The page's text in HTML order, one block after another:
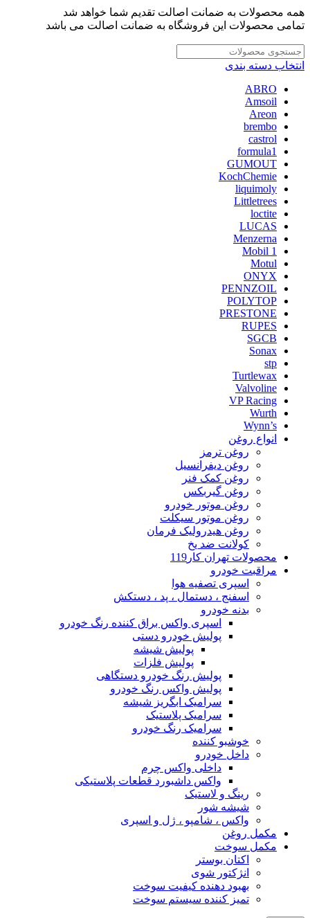
همه محصولات به ضمانت اصالت تقدیم شما خواهد شد
تمامی محصولات این فروشگاه به ضمانت اصالت می باشد
انتخاب دسته بندی
ABRO
Amsoil
Areon
brembo
castrol
formula1
GUMOUT
KochChemie
liquimoly
Littletrees
loctite
LUCAS
Menzerna
Mobil 1
Motul
ONYX
PENNZOIL
POLYTOP
PRESTONE
RUPES
SGCB
Sonax
stp
Turtlewax
Valvoline
VP Racing
Wurth
Wynn’s
انواع روغن
روغن ترمز
روغن دیفرانسیل
روغن کمک فنر
روغن گیربکس
روغن موتور خودرو
روغن موتور سیکلت
روغن هیدرولیک فرمان
کولانت ضد یخ
محصولات تهران کار119
مراقبت خودرو
اسپری تصفیه هوا
اسفنج ، دستمال ، پد ، دستکش
بدنه خودرو
اسپری واکس براق کننده رنگ خودرو
پولیش خودرو دستی
پولیش شیشه
پولیش فلزات
پولیش رنگ خودرو دستگاهی
پولیش واکس رنگ خودرو
سرامیک ابگریز شیشه
سرامیک پلاستیک
سرامیک رنگ خودرو
خوشبو کننده
داخل خودرو
داخلی واکس چرم
واکس داشبورد قطعات پلاستیکی
رینگ و لاستیک
شیشه شور
واکس ، شامپو ، ژل و اسپری
مکمل روغن
مکمل سوخت
اکتان بوستر
انژکتور شوی
بهبود دهنده کیفیت سوخت
تمیز کننده سیستم سوخت